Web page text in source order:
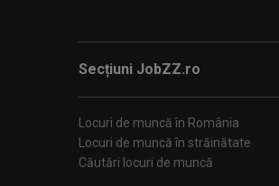
Secțiuni JobZZ.ro
Locuri de muncă în România
Locuri de muncă în străinătate
Căutări locuri de muncă